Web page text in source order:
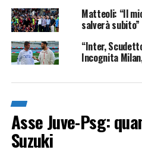
Matteoli: “Il
salverà subito”
“Inter,
Incognita
Asse Juve-Psg:
Suzuki